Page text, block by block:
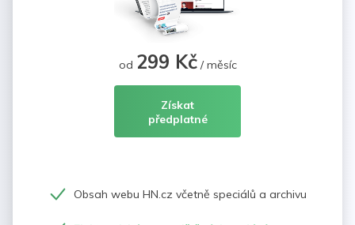
od 299 Kč/ měsíc
Získat
předplatné
Obsah webu HN.cz včetně speciálů a archivu